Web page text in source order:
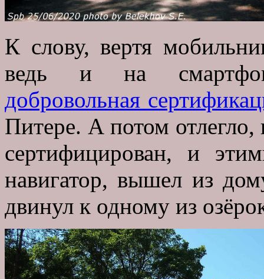
К слову, вертя
ведь и на
добровольная
Питере. А потом отлегло,
сертифицирован, и
навигатор, вышел из
двинул к одному из